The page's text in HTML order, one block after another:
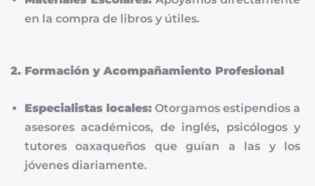
en la compra de libros y útiles.
2. Formación y Acompañamiento Profesional
Especialistas locales: Otorgamos estipendios a
asesores académicos, de inglés, psicólogos y
tutores oaxaqueños que guían a las y los
jóvenes diariamente.